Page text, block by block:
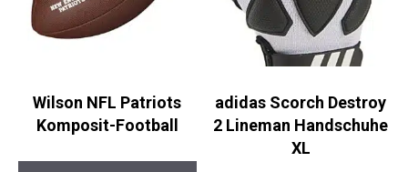
Wilson NFL Patriots
Komposit-Football
adidas Scorch Destroy
2 Lineman Handschuhe
XL